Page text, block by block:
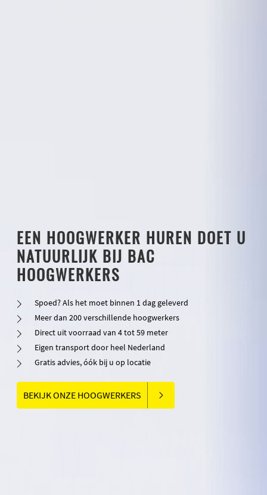
EEN HOOGWERKER HUREN DOET U
NATUURLIJK BIJ BAC
HOOGWERKERS
Spoed? Als het moet binnen 1 dag geleverd
Meer dan 200 verschillende hoogwerkers
Direct uit voorraad van 4 tot 59 meter
Eigen transport door heel Nederland
Gratis advies, óók bij u op locatie
BEKIJK ONZE HOOGWERKERS